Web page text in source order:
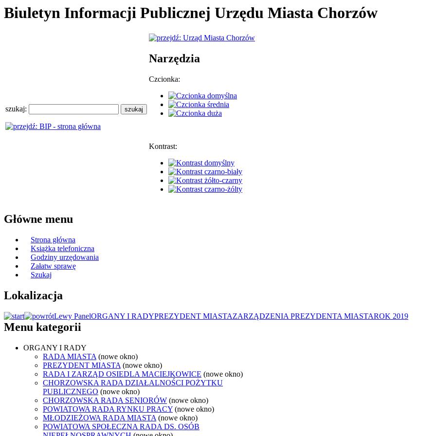
Biuletyn Informacji Publicznej Urzędu Miasta Chorzów
szukaj:
Narzędzia
Czcionka:
Kontrast:
Główne menu
Strona główna
Książka telefoniczna
Godziny urzędowania
Załatw sprawę
Szukaj
Lokalizacja
Lewy PanelORGANY I RADYPREZYDENT MIASTAZARZĄDZENIA PREZYDENTA MIASTAROK 2019
Menu kategorii
ORGANY I RADY
RADA MIASTA (nowe okno)
PREZYDENT MIASTA (nowe okno)
RADA I ZARZĄD OSIEDLA MACIEJKOWICE (nowe okno)
CHORZOWSKA RADA DZIAŁALNOŚCI POŻYTKU
PUBLICZNEGO (nowe okno)
CHORZOWSKA RADA SENIORÓW (nowe okno)
POWIATOWA RADA RYNKU PRACY (nowe okno)
MŁODZIEŻOWA RADA MIASTA (nowe okno)
POWIATOWA SPOŁECZNA RADA DS. OSÓB